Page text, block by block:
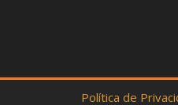
Política de